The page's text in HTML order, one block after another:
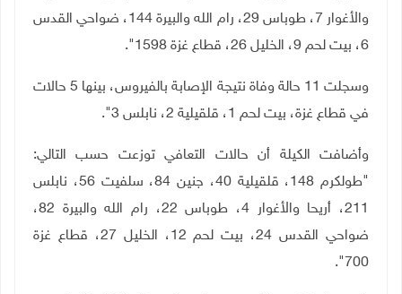
والأغوار 7، طوباس 29، رام الله والبيرة 144، ضواحي القدس
6، بيت لحم 9، الخليل 26، قطاع غزة 1598".
وسجلت 11 حالة وفاة نتيجة الإصابة بالفيروس، بينها 5 حالات
في قطاع غزة، بيت لحم 1، قلقيلية 2، نابلس 3".
وأضافت الكيلة أن حالات التعافي توزعت حسب التالي:
"طولكرم 148، قلقيلية 40، جنين 84، سلفيت 56، نابلس
211، أريحا والأغوار 4، طوباس 22، رام الله والبيرة 82،
ضواحي القدس 24، بيت لحم 12، الخليل 27، قطاع غزة
700".